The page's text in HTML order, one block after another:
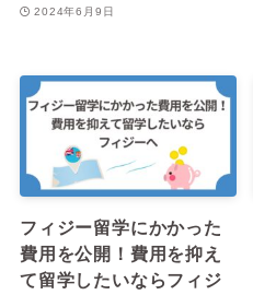
2024年6月9日
フィジー留学にかかった
費用を公開！費用を抑え
て留学したいならフィジ